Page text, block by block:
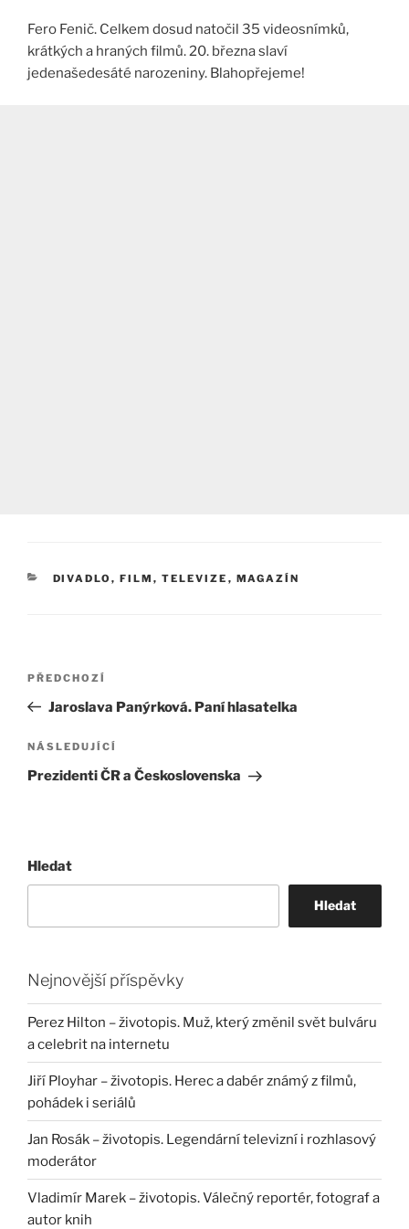
Fero Fenič. Celkem dosud natočil 35 videosnímků,
krátkých a hraných filmů. 20. března slaví
jedenašedesáté narozeniny. Blahopřejeme!
RUBRIKY
DIVADLO, FILM, TELEVIZE , MAGAZÍN
Navigace
příspěvek
Předchozí
příspěvek
PŘEDCHOZÍ
Jaroslava Panýrková. Paní hlasatelka
Následující
příspěvek
NÁSLEDUJÍCÍ
Prezidenti ČR a Československa
Hledat
Hledat
Nejnovější příspěvky
Perez Hilton – životopis. Muž, který změnil svět bulváru
a celebrit na internetu
Jiří Ployhar – životopis. Herec a dabér známý z filmů,
pohádek i seriálů
Jan Rosák – životopis. Legendární televizní i rozhlasový
moderátor
Vladimír Marek – životopis. Válečný reportér, fotograf a
autor knih